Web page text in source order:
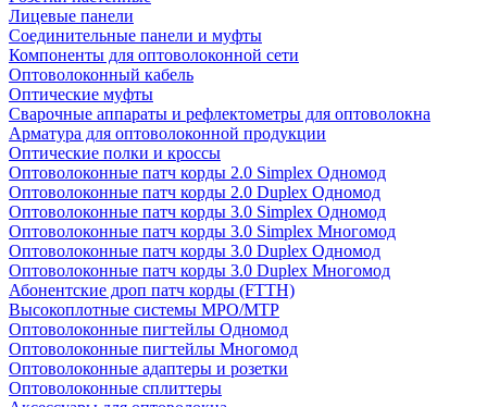
Лицевые панели
Соединительные панели и муфты
Компоненты для оптоволоконной сети
Оптоволоконный кабель
Оптические муфты
Сварочные аппараты и рефлектометры для оптоволокна
Арматура для оптоволоконной продукции
Оптические полки и кроссы
Оптоволоконные патч корды 2.0 Simplex Одномод
Оптоволоконные патч корды 2.0 Duplex Одномод
Оптоволоконные патч корды 3.0 Simplex Одномод
Оптоволоконные патч корды 3.0 Simplex Многомод
Оптоволоконные патч корды 3.0 Duplex Одномод
Оптоволоконные патч корды 3.0 Duplex Многомод
Абонентские дроп патч корды (FTTH)
Высокоплотные системы MPO/MTP
Оптоволоконные пигтейлы Одномод
Оптоволоконные пигтейлы Многомод
Оптоволоконные адаптеры и розетки
Оптоволоконные сплиттеры